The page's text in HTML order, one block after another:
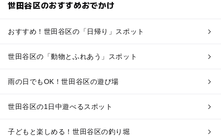
世田谷区のおすすめおでかけ
おすすめ！世田谷区の「日帰り」スポット
世田谷区の「動物とふれあう」スポット
雨の日でもOK！世田谷区の遊び場
世田谷区の1日中遊べるスポット
子どもと楽しめる！世田谷区の釣り堀